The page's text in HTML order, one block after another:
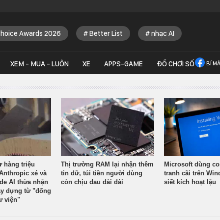
Awards 2026 Better List nhạc AI
XEM - MUA - LUÔN XE APPS-GAME ĐỒ CHƠI SỐ BÍ
hàng triệu
xé và
AI thừa nhận
dựng từ "đống
viện"
Thị trường RAM lại nhận thêm
tin dữ, túi tiền người dùng
còn chịu đau dài dài
Microsoft dùng
tranh cãi trên
siết kích hoạt lậu